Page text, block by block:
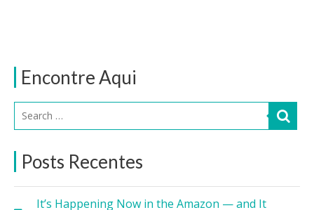
Encontre Aqui
Posts Recentes
It’s Happening Now in the Amazon — and It